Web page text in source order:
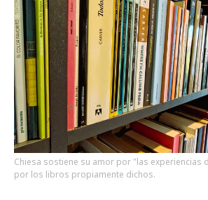
Chiesa sostiene su amor por "las experiencias
por los libros propiamente dichos.